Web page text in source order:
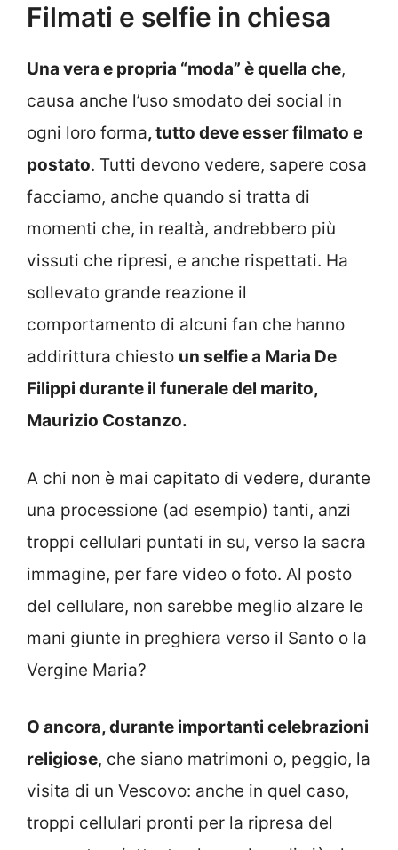
Filmati e selfie in chiesa
Una vera e propria “moda” è quella che,
causa anche l’uso smodato dei social in
ogni loro forma, tutto deve esser filmato e
postato. Tutti devono vedere, sapere cosa
facciamo, anche quando si tratta di
momenti che, in realtà, andrebbero più
vissuti che ripresi, e anche rispettati. Ha
sollevato grande reazione il
comportamento di alcuni fan che hanno
addirittura chiesto un selfie a Maria De
Filippi durante il funerale del marito,
Maurizio Costanzo.
A chi non è mai capitato di vedere, durante
una processione (ad esempio) tanti, anzi
troppi cellulari puntati in su, verso la sacra
immagine, per fare video o foto. Al posto
del cellulare, non sarebbe meglio alzare le
mani giunte in preghiera verso il Santo o la
Vergine Maria?
O ancora, durante importanti celebrazioni
religiose, che siano matrimoni o, peggio, la
visita di un Vescovo: anche in quel caso,
troppi cellulari pronti per la ripresa del